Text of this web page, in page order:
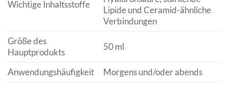
Wichtige Inhaltsstoffe
Lipide und Ceramid-ähnliche
Verbindungen
Größe des
Hauptprodukts
50 ml
Anwendungshäufigkeit Morgens und/oder abends